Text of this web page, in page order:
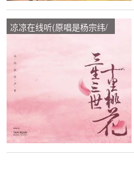
凉凉在线听(原唱是杨宗纬/
播:46次